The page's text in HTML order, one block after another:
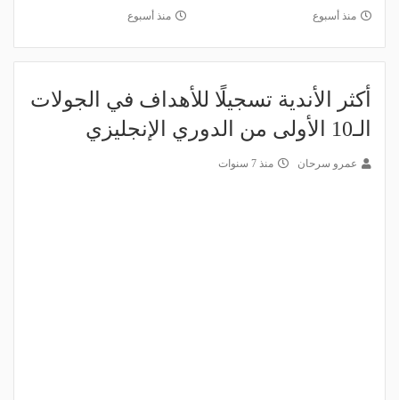
منذ أسبوع منذ أسبوع
أكثر الأندية تسجيلًا للأهداف في الجولات
الـ10 الأولى من الدوري الإنجليزي
عمرو سرحان منذ 7 سنوات